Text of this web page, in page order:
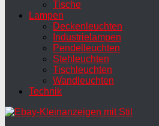
Tische
Lampen
Deckenleuchten
Industrielampen
Pendelleuchten
Stehleuchten
Tischleuchten
Wandleuchten
Technik